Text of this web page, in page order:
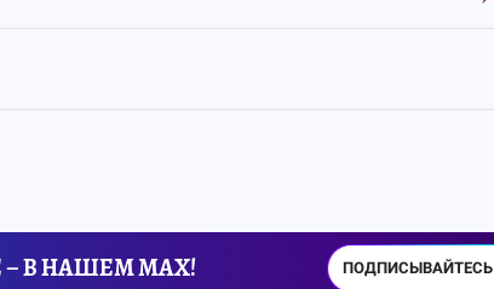
В НАШЕМ MAX! ПОДПИСЫВАЙТЕСЬ